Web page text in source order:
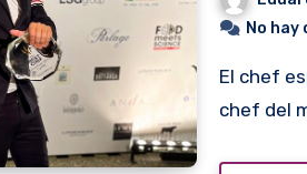
No hay
El chef español Dabiz Muñoz recibió el premio de mejor
chef del